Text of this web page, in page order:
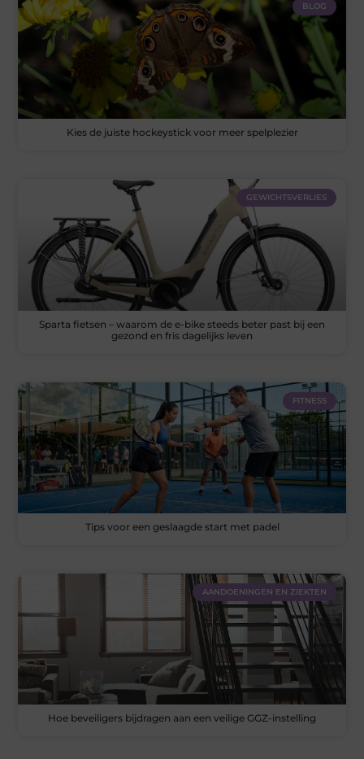
BLOG
Kies de juiste hockeystick voor meer spelplezier
GEWICHTSVERLIES
Sparta fietsen – waarom de e-bike steeds beter past bij een
gezond en fris dagelijks leven
FITNESS
Tips voor een geslaagde start met padel
AANDOENINGEN EN ZIEKTEN
Hoe beveiligers bijdragen aan een veilige GGZ-instelling